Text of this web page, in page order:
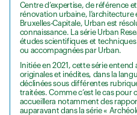
Centre d’expertise, de référence
rénovation urbaine, l’architecture
Bruxelles-Capitale, Urban est
connaissance. La série Urban
études scientifiques et
ou accompagnées par Urban.
Initiée en 2021, cette série
originales et inédites, dans la
déclinées sous différentes
traitées. Comme c’est le cas
accueillera notamment des
auparavant dans la série «